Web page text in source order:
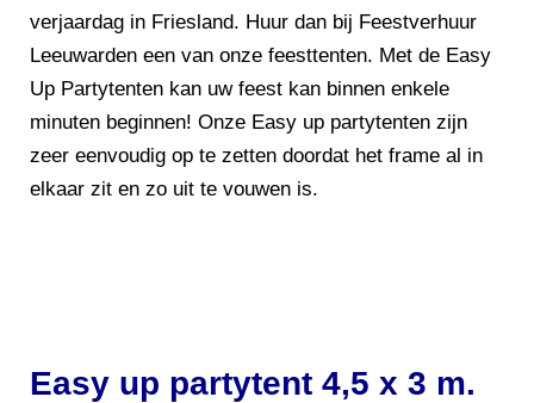
verjaardag in Friesland. Huur dan bij Feestverhuur
Leeuwarden een van onze feesttenten. Met de Easy
Up Partytenten kan uw feest kan binnen enkele
minuten beginnen! Onze Easy up partytenten zijn
zeer eenvoudig op te zetten doordat het frame al in
elkaar zit en zo uit te vouwen is.
Easy up partytent 4,5 x 3 m.